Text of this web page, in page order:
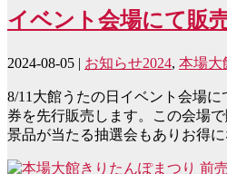
イベント会場にて販
2024-08-05 | お知らせ2024, 本場大
8/11大館うたの日イベント会場
券を先行販売します。この会場
景品が当たる抽選会もありお得に